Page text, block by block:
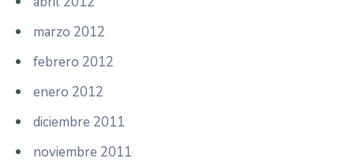
marzo 2012
febrero 2012
enero 2012
diciembre 2011
noviembre 2011